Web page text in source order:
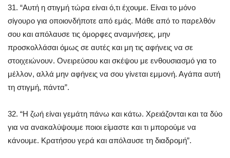
31. “Αυτή η στιγμή τώρα είναι ό,τι έχουμε. Είναι το μόνο
σίγουρο για οποιονδήποτε από εμάς. Μάθε από το παρελθόν
σου και απόλαυσε τις όμορφες αναμνήσεις, μην
προσκολλάσαι όμως σε αυτές και μη τις αφήνεις να σε
στοιχειώνουν. Ονειρεύσου και σκέψου με ενθουσιασμό για το
μέλλον, αλλά μην αφήνεις να σου γίνεται εμμονή. Αγάπα αυτή
τη στιγμή, πάντα”.
32. “Η ζωή είναι γεμάτη πάνω και κάτω. Χρειάζονται και τα δύο
για να ανακαλύψουμε ποιοι είμαστε και τι μπορούμε να
κάνουμε. Κρατήσου γερά και απόλαυσε τη διαδρομή”.